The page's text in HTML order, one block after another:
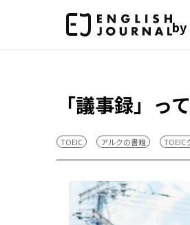
by
「議事録」っ
TOEIC アルクの書籍 TOEIC